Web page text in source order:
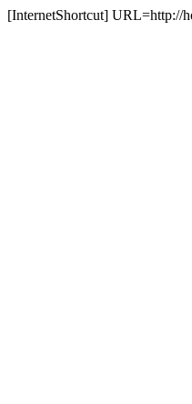
[InternetShortcut] URL=http://